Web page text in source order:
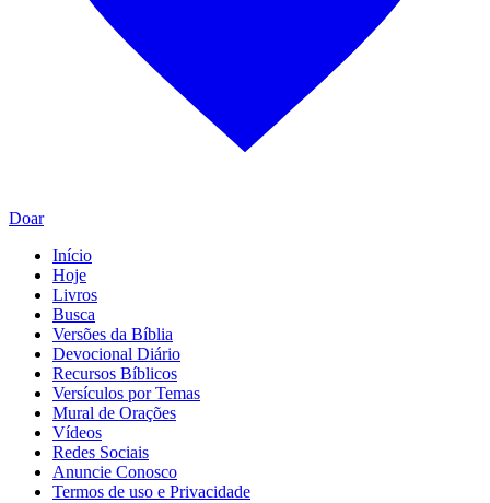
Doar
Início
Hoje
Livros
Busca
Versões da Bíblia
Devocional Diário
Recursos Bíblicos
Versículos por Temas
Mural de Orações
Vídeos
Redes Sociais
Anuncie Conosco
Termos de uso e Privacidade